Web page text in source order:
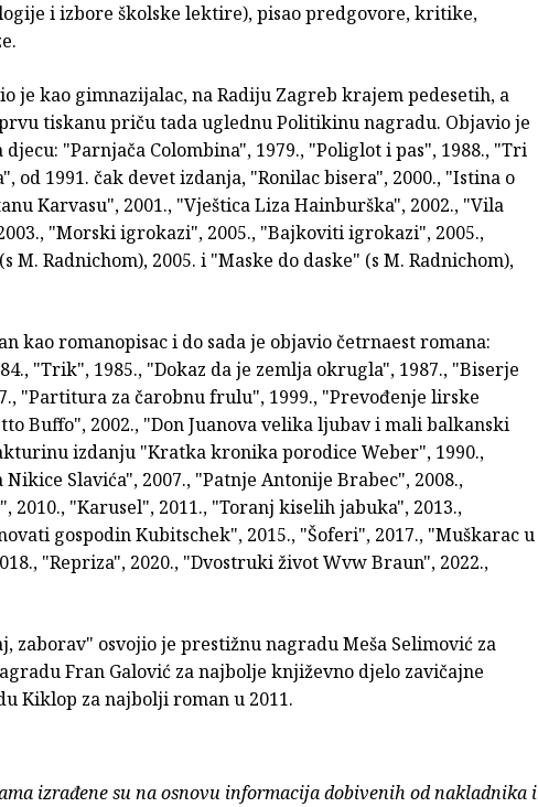
i izbore školske lektire), pisao predgovore, kritike,
je kao gimnazijalac, na Radiju Zagreb krajem pedesetih, a
tiskanu priču tada uglednu Politikinu nagradu. Objavio je
djecu: "Parnjača Colombina", 1979., "Poliglot i pas", 1988., "Tri
od 1991. čak devet izdanja, "Ronilac bisera", 2000., "Istina o
Karvasu", 2001., "Vještica Liza Hainburška", 2002., "Vila
"Morski igrokazi", 2005., "Bajkoviti igrokazi", 2005.,
M. Radnichom), 2005. i "Maske do daske" (s M. Radnichom),
kao romanopisac i do sada je objavio četrnaest romana:
"Trik", 1985., "Dokaz da je zemlja okrugla", 1987., "Biserje
"Partitura za čarobnu frulu", 1999., "Prevođenje lirske
Buffo", 2002., "Don Juanova velika ljubav i mali balkanski
izdanju "Kratka kronika porodice Weber", 1990.,
Slavića", 2007., "Patnje Antonije Brabec", 2008.,
2010., "Karusel", 2011., "Toranj kiselih jabuka", 2013.,
gospodin Kubitschek", 2015., "Šoferi", 2017., "Muškarac u
"Repriza", 2020., "Dvostruki život Wvw Braun", 2022.,
zaborav" osvojio je prestižnu nagradu Meša Selimović za
Fran Galović za najbolje književno djelo zavičajne
Kiklop za najbolji roman u 2011.
izrađene su na osnovu informacija dobivenih od nakladnika i